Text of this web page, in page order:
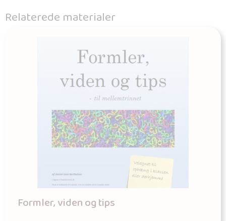
Relaterede materialer
Formler, viden og tips